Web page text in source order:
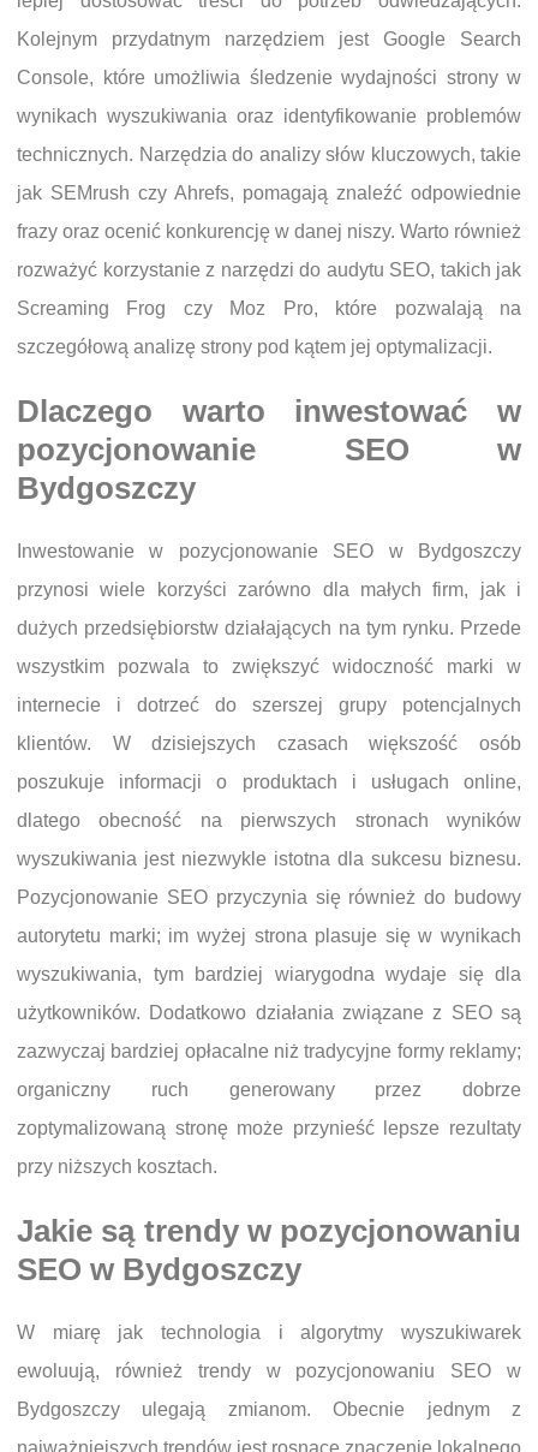
Kolejnym przydatnym narzędziem jest Google Search
Console, które umożliwia śledzenie wydajności strony w
wynikach wyszukiwania oraz identyfikowanie problemów
technicznych. Narzędzia do analizy słów kluczowych, takie
jak SEMrush czy Ahrefs, pomagają znaleźć odpowiednie
frazy oraz ocenić konkurencję w danej niszy. Warto również
rozważyć korzystanie z narzędzi do audytu SEO, takich jak
Screaming Frog czy Moz Pro, które pozwalają na
szczegółową analizę strony pod kątem jej optymalizacji.
Dlaczego warto inwestować w
pozycjonowanie SEO w
Bydgoszczy
Inwestowanie w pozycjonowanie SEO w Bydgoszczy
przynosi wiele korzyści zarówno dla małych firm, jak i
dużych przedsiębiorstw działających na tym rynku. Przede
wszystkim pozwala to zwiększyć widoczność marki w
internecie i dotrzeć do szerszej grupy potencjalnych
klientów. W dzisiejszych czasach większość osób
poszukuje informacji o produktach i usługach online,
dlatego obecność na pierwszych stronach wyników
wyszukiwania jest niezwykle istotna dla sukcesu biznesu.
Pozycjonowanie SEO przyczynia się również do budowy
autorytetu marki; im wyżej strona plasuje się w wynikach
wyszukiwania, tym bardziej wiarygodna wydaje się dla
użytkowników. Dodatkowo działania związane z SEO są
zazwyczaj bardziej opłacalne niż tradycyjne formy reklamy;
organiczny ruch generowany przez dobrze
zoptymalizowaną stronę może przynieść lepsze rezultaty
przy niższych kosztach.
Jakie są trendy w pozycjonowaniu
SEO w Bydgoszczy
W miarę jak technologia i algorytmy wyszukiwarek
ewoluują, również trendy w pozycjonowaniu SEO w
Bydgoszczy ulegają zmianom. Obecnie jednym z